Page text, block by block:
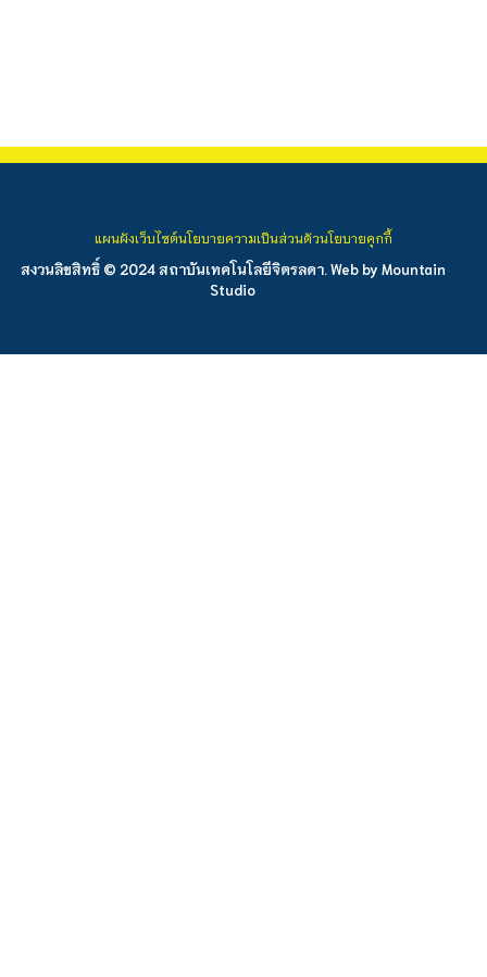
สงวนลิขสิทธิ์ © 2024 สถาบันเทคโนโลยีจิตรลดา. Web by Mountain
Studio
แผนผังเว็บไซต์นโยบายความเป็นส่วนตัวนโยบายคุกกี้